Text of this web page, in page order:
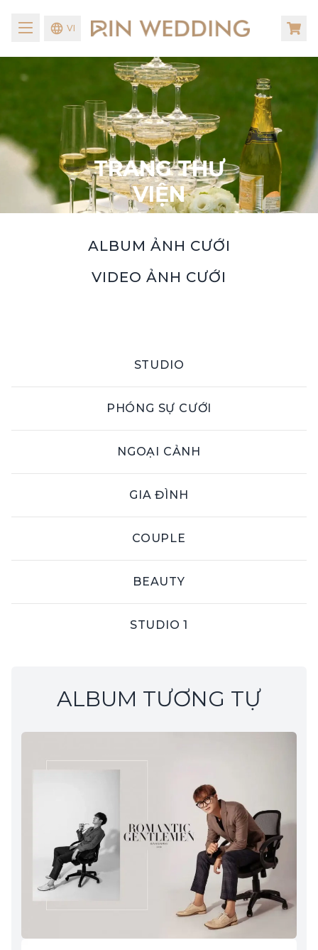
VI
TRANG THƯ
VIỆN
ALBUM ẢNH CƯỚI
VIDEO ẢNH CƯỚI
STUDIO
PHÓNG SỰ CƯỚI
NGOẠI CẢNH
GIA ĐÌNH
COUPLE
BEAUTY
STUDIO 1
ALBUM STUDIO 1
ALBUM TƯƠNG TỰ